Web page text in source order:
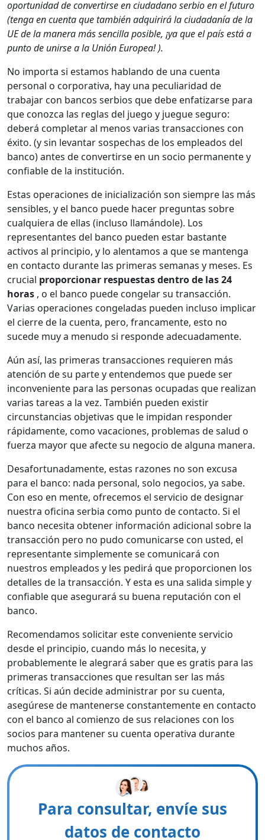
oportunidad de convertirse en ciudadano serbio en el futuro
(tenga en cuenta que también adquirirá la ciudadanía de la
UE de la manera más sencilla posible, ¡ya que el país está a
punto de unirse a la Unión Europea! ).
No importa si estamos hablando de una cuenta
personal o corporativa, hay una peculiaridad de
trabajar con bancos serbios que debe enfatizarse para
que conozca las reglas del juego y juegue seguro:
deberá completar al menos varias transacciones con
éxito. (y sin levantar sospechas de los empleados del
banco) antes de convertirse en un socio permanente y
confiable de la institución.
Estas operaciones de inicialización son siempre las más
sensibles, y el banco puede hacer preguntas sobre
cualquiera de ellas (incluso llamándole). Los
representantes del banco pueden estar bastante
activos al principio, y lo alentamos a que se mantenga
en contacto durante las primeras semanas y meses. Es
crucial proporcionar respuestas dentro de las 24
horas , o el banco puede congelar su transacción.
Varias operaciones congeladas pueden incluso implicar
el cierre de la cuenta, pero, francamente, esto no
sucede muy a menudo si responde adecuadamente.
Aún así, las primeras transacciones requieren más
atención de su parte y entendemos que puede ser
inconveniente para las personas ocupadas que realizan
varias tareas a la vez. También pueden existir
circunstancias objetivas que le impidan responder
rápidamente, como vacaciones, problemas de salud o
fuerza mayor que afecte su negocio de alguna manera.
Desafortunadamente, estas razones no son excusa
para el banco: nada personal, solo negocios, ya sabe.
Con eso en mente, ofrecemos el servicio de designar
nuestra oficina serbia como punto de contacto. Si el
banco necesita obtener información adicional sobre la
transacción pero no pudo comunicarse con usted, el
representante simplemente se comunicará con
nuestros empleados y les pedirá que proporcionen los
detalles de la transacción. Y esta es una salida simple y
confiable que asegurará su buena reputación con el
banco.
Recomendamos solicitar este conveniente servicio
desde el principio, cuando más lo necesita, y
probablemente le alegrará saber que es gratis para las
primeras transacciones que resultan ser las más
críticas. Si aún decide administrar por su cuenta,
asegúrese de mantenerse constantemente en contacto
con el banco al comienzo de sus relaciones con los
socios para mantener su cuenta operativa durante
muchos años.
Para consultar, envíe sus
datos de contacto